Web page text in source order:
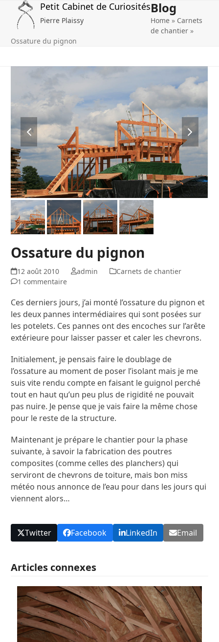
content
Petit Cabinet de Curiosités
Pierre Plaissy
Open
mobile
menu
Close
mobile
menu
Blog
Home » Carnets
de chantier »
Ossature du pignon
previous
slide
next
slide
Ossature du pignon
12 août 2010 admin
Carnets de chantier
1 commentaire
Ces derniers jours, j’ai monté l’ossature du pignon et
les deux pannes intermédiaires qui sont posées sur
les potelets. Ces pannes ont des encoches sur l’arête
extérieure pour laisser passer et caler les chevrons.
Initialement, je pensais faire le doublage de
l’ossature au moment de poser l’isolant mais je me
suis vite rendu compte en faisant le guignol perché
tout en haut qu’un peu plus de rigidité ne pouvait
pas nuire. Je pense que je vais faire la même chose
pour le reste de la structure.
Maintenant je prépare le chantier pour la phase
suivante, à savoir la fabrication des poutres
composites (comme celles des planchers) qui
serviront de chevrons de toiture, mais bon miss
météo nous annonce de l’eau pour dans les jours qui
viennent alors…
Twitter Facebook LinkedIn Email
Articles connexes